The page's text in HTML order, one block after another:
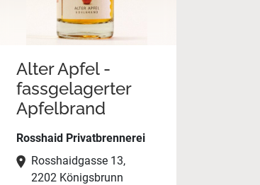
Alter Apfel -
fassgelagerter
Apfelbrand
Rosshaid Privatbrennerei
Rosshaidgasse 13,
2202 Königsbrunn